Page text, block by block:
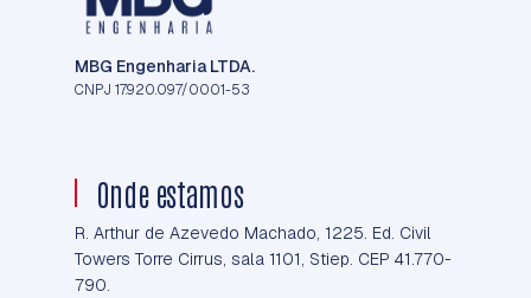
MBG Engenharia LTDA.
CNPJ 17.920.097/0001-53
Onde estamos
R. Arthur de Azevedo Machado, 1225. Ed. Civil
Towers Torre Cirrus, sala 1101, Stiep. CEP 41.770-
790.